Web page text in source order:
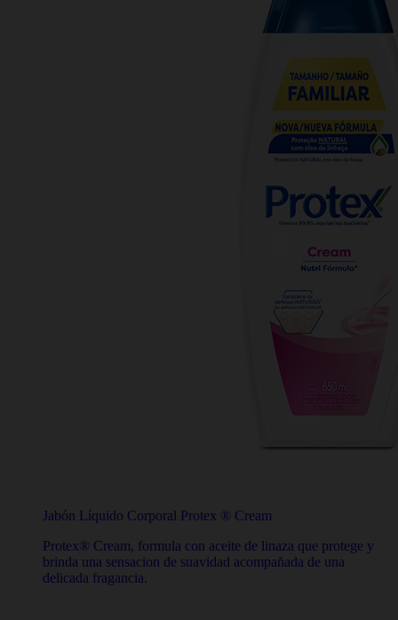
Jabón Líquido Corporal Protex ® Cream
Protex® Cream, formula con aceite de linaza que protege y
brinda una sensacion de suavidad acompañada de una
delicada fragancia.